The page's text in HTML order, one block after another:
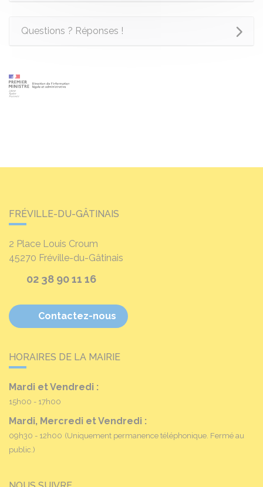
Questions ? Réponses !
FRÉVILLE-DU-GÂTINAIS
2 Place Louis Croum
45270 Fréville-du-Gâtinais
02 38 90 11 16
Contactez-nous
HORAIRES DE LA MAIRIE
Mardi et Vendredi :
15h00 - 17h00
Mardi, Mercredi et Vendredi :
09h30 - 12h00 (Uniquement permanence téléphonique. Fermé au
public.)